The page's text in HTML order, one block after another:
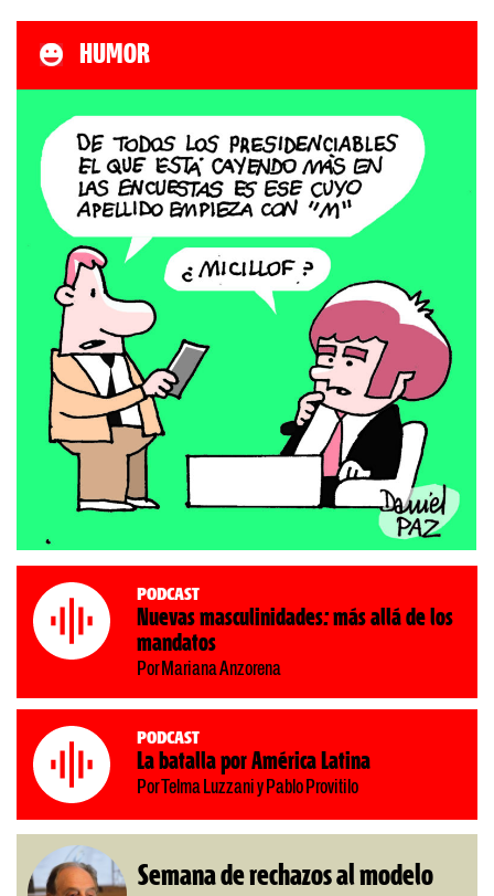
HUMOR
Podcast
Nuevas masculinidades: más allá de los
mandatos
Por Mariana Anzorena
Podcast
La batalla por América Latina
Por Telma Luzzani y Pablo Provitilo
Semana de rechazos al modelo